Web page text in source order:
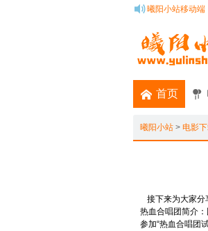
曦阳小站移动端
首页
曦阳小站 > 电影
接下来为大家分
热血合唱团简介
参加“热血合唱团